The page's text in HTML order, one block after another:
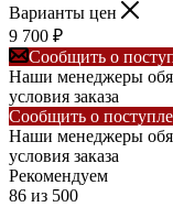
Варианты цен
9 700 ₽
Сообщить о
Наши менеджеры
условия заказа
Сообщить о
Наши менеджеры
условия заказа
Рекомендуем
86 из 500